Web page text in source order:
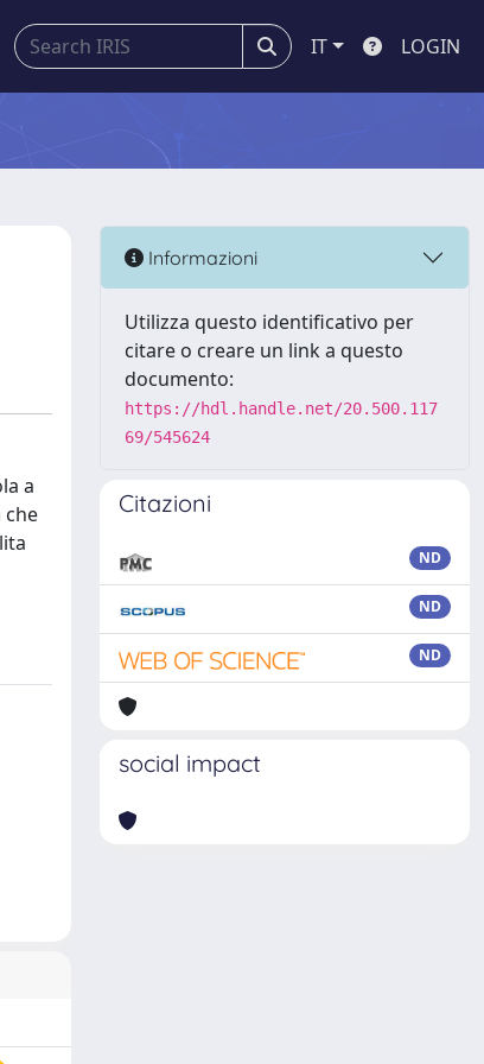
IT LOGIN
a
che
Informazioni
Utilizza questo identificativo per
citare o creare un link a questo
documento:
https://hdl.handle.net/20.500.117
69/545624
Citazioni
ND
ND
ND
social impact